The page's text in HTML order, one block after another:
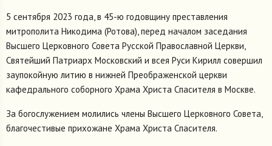
5 сентября 2023 года, в 45-ю годовщину преставления
митрополита Никодима (Ротова), перед началом заседания
Высшего Церковного Совета Русской Православной Церкви,
Святейший Патриарх Московский и всея Руси Кирилл совершил
заупокойную литию в нижней Преображенской церкви
кафедрального соборного Храма Христа Спасителя в Москве.
За богослужением молились члены Высшего Церковного Совета,
благочестивые прихожане Храма Христа Спасителя.